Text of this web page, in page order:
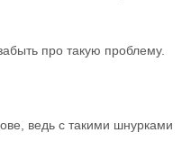
про такую проблему.
ведь с такими шнурками